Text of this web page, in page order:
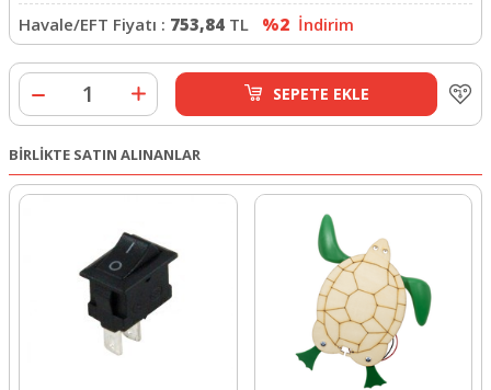
Havale/EFT Fiyatı : 753,84 TL %2 İndirim
SEPETE EKLE
BİRLİKTE SATIN ALINANLAR